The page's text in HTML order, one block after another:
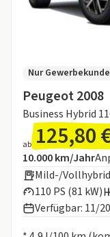
Peugeot 2008
Business Hybrid
Nur
ab 125,80
Angebotsdetails:
Inklusive
10.000 km/Jahr
Mild-/
110 PS (81 kW)
Verfügbar: 11/